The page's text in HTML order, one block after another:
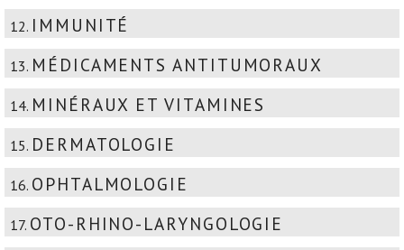
12. IMMUNITÉ
13. MÉDICAMENTS ANTITUMORAUX
14. MINÉRAUX ET VITAMINES
15. DERMATOLOGIE
16. OPHTALMOLOGIE
17. OTO-RHINO-LARYNGOLOGIE